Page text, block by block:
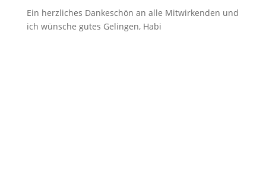
Ein herzliches Dankeschön an alle Mitwirkenden und
ich wünsche gutes Gelingen, Habi